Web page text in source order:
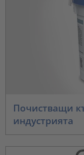
Почистващи
индустрията